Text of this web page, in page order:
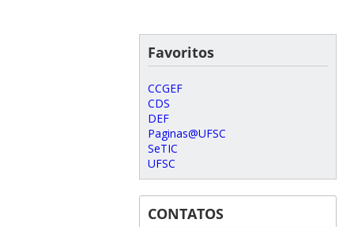
Favoritos
CCGEF
CDS
DEF
Paginas@UFSC
SeTIC
UFSC
CONTATOS